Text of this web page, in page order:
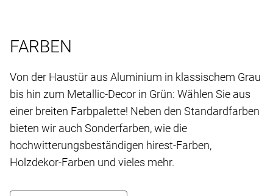
FARBEN
Von der Haustür aus Aluminium in klassischem Grau
bis hin zum Metallic-Decor in Grün: Wählen Sie aus
einer breiten Farbpalette! Neben den Standardfarben
bieten wir auch Sonderfarben, wie die
hochwitterungsbeständigen hirest-Farben,
Holzdekor-Farben und vieles mehr.